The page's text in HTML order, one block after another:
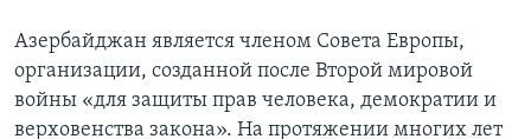
Азербайджан является членом Совета Европы,
организации, созданной после Второй мировой
войны «для защиты прав человека, демократии и
верховенства закона». На протяжении многих лет